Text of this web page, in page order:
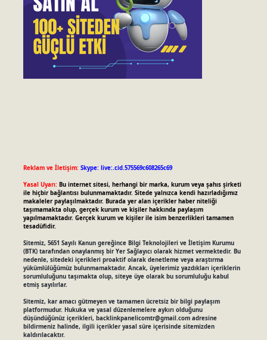
Reklam ve İletişim: Skype: live:.cid.575569c608265c69
Yasal Uyarı: Bu internet sitesi, herhangi bir marka, kurum veya şahıs şirketi
ile hiçbir bağlantısı bulunmamaktadır. Sitede yalnızca kendi hazırladığımız
makaleler paylaşılmaktadır. Burada yer alan içerikler haber niteliği
taşımamakta olup, gerçek kurum ve kişiler hakkında paylaşım
yapılmamaktadır. Gerçek kurum ve kişiler ile isim benzerlikleri tamamen
tesadüfidir.
Sitemiz, 5651 Sayılı Kanun gereğince Bilgi Teknolojileri ve İletişim Kurumu
(BTK) tarafından onaylanmış bir Yer Sağlayıcı olarak hizmet vermektedir. Bu
nedenle, sitedeki içerikleri proaktif olarak denetleme veya araştırma
yükümlülüğümüz bulunmamaktadır. Ancak, üyelerimiz yazdıkları içeriklerin
sorumluluğunu taşımakta olup, siteye üye olarak bu sorumluluğu kabul
etmiş sayılırlar.
Sitemiz, kar amacı gütmeyen ve tamamen ücretsiz bir bilgi paylaşım
platformudur. Hukuka ve yasal düzenlemelere aykırı olduğunu
düşündüğünüz içerikleri, backlinkpanelicomtr@gmail.comadresine
bildirmeniz halinde, ilgili içerikler yasal süre içerisinde sitemizden
kaldırılacaktır.